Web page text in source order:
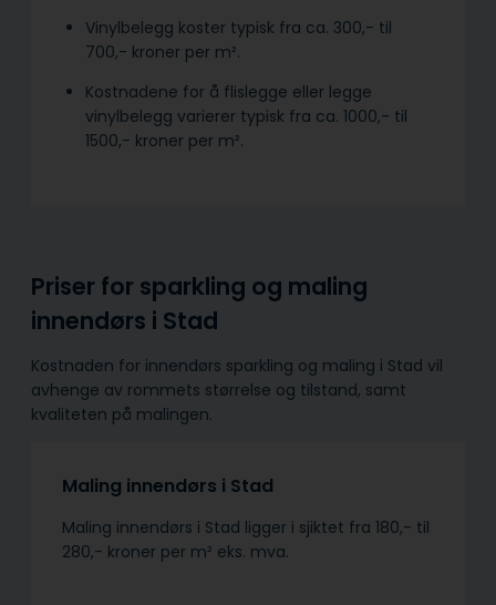
Vinylbelegg koster typisk fra ca. 300,- til
700,- kroner per m².
Kostnadene for å flislegge eller legge
vinylbelegg varierer typisk fra ca. 1000,- til
1500,- kroner per m².
Priser for sparkling og maling
innendørs i Stad
Kostnaden for innendørs sparkling og maling i Stad vil
avhenge av rommets størrelse og tilstand, samt
kvaliteten på malingen.
Maling innendørs i Stad
Maling innendørs i Stad ligger i sjiktet fra 180,- til
280,- kroner per m² eks. mva.